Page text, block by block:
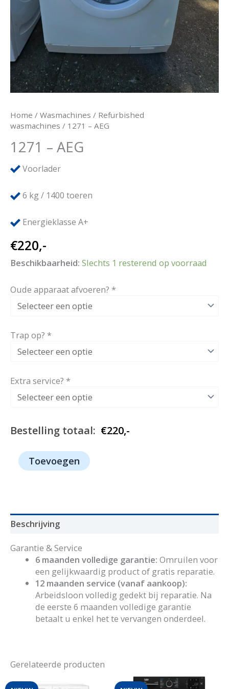
Home / Wasmachines / Refurbished
wasmachines / 1271 – AEG
1271 – AEG
Voorlader
6 kg / 1400 toeren
Energieklasse A+
€220,-
Beschikbaarheid: Slechts 1 resterend op voorraad
Oude apparaat afvoeren? *
Trap op? *
Extra service? *
Bestelling totaal: €220,-
1271 Toevoegen
Beschrijving
Garantie & Service
6 maanden volledige garantie: Omruilen voor
een gelijkwaardig product of gratis reparatie.
12 maanden service (vanaf aankoop):
Arbeidsloon volledig gedekt bij reparatie. Na
de eerste 6 maanden volledige garantie
betaalt u enkel het te vervangen onderdeel.
Gerelateerde producten